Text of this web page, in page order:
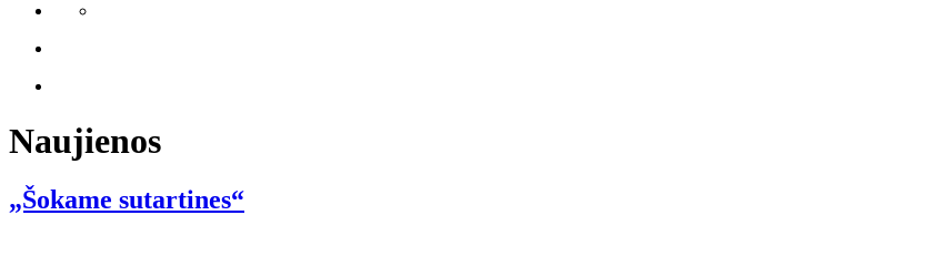
Naujienos
„Šokame sutartines“